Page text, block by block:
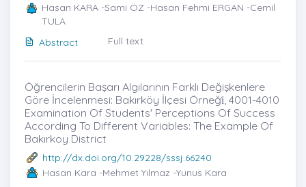
Hasan KARA -Sami ÖZ -Hasan Fehmi ERGAN -Cemil
TULA
Abstract
Full text
Öğrencilerin Başarı Algılarının Farklı Değişkenlere
Göre İncelenmesi: Bakırköy İlçesi Örneği̇, 4001-4010
Examination Of Students' Perceptions Of Success
According To Different Variables: The Example Of
Bakırkoy District
http://dx.doi.org/10.29228/sssj.66240
Hasan Kara -Mehmet Yılmaz -Yunus Kara